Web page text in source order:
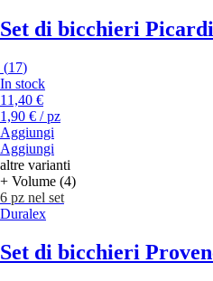
Set di bicchieri
(17)
In stock
11,40 €
1,90 € / pz
Aggiungi
Aggiungi
altre varianti
+ Volume (4)
6 pz nel set
Duralex
Set di bicchieri